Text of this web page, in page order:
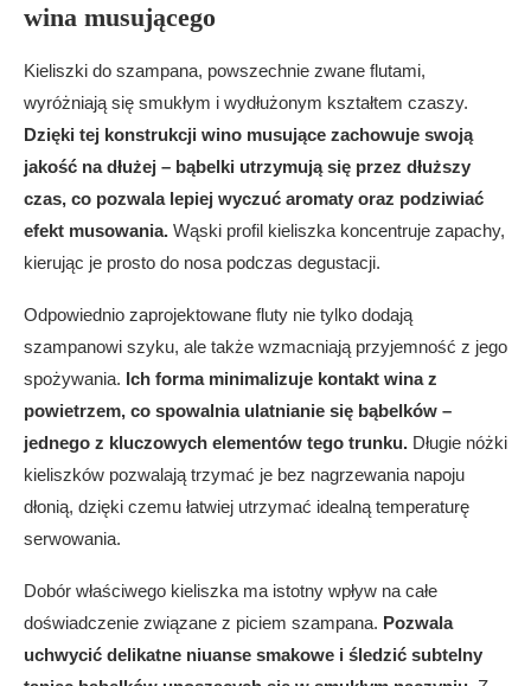
wina musującego
Kieliszki do szampana, powszechnie zwane flutami,
wyróżniają się smukłym i wydłużonym kształtem czaszy.
Dzięki tej konstrukcji wino musujące zachowuje swoją
jakość na dłużej – bąbelki utrzymują się przez dłuższy
czas, co pozwala lepiej wyczuć aromaty oraz podziwiać
efekt musowania. Wąski profil kieliszka koncentruje zapachy,
kierując je prosto do nosa podczas degustacji.
Odpowiednio zaprojektowane fluty nie tylko dodają
szampanowi szyku, ale także wzmacniają przyjemność z jego
spożywania. Ich forma minimalizuje kontakt wina z
powietrzem, co spowalnia ulatnianie się bąbelków –
jednego z kluczowych elementów tego trunku. Długie nóżki
kieliszków pozwalają trzymać je bez nagrzewania napoju
dłonią, dzięki czemu łatwiej utrzymać idealną temperaturę
serwowania.
Dobór właściwego kieliszka ma istotny wpływ na całe
doświadczenie związane z piciem szampana. Pozwala
uchwycić delikatne niuanse smakowe i śledzić subtelny